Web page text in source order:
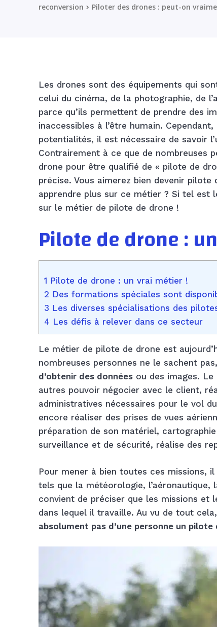
reconversion Piloter des drones : peut-on
Les drones sont des équipements qui
celui du cinéma, de la photographie, de
parce qu’ils permettent de prendre des
inaccessibles à l’être humain.
potentialités, il est nécessaire de savoir
Contrairement à ce que de nombreuses
drone pour être qualifié de « pilote de
précise. Vous aimerez bien devenir
apprendre plus sur ce métier ? Si tel est
sur le métier de pilote de drone !
Pilote de drone :
1 Pilote de drone : un vrai métier !
2 Des formations spéciales sont
3 Les diverses spécialisations des
4 Les défis à relever dans ce secteur
Le métier de pilote de drone est
nombreuses personnes ne le sachent
d’obtenir des données ou des images.
autres pouvoir négocier avec le client,
administratives nécessaires pour le vol
encore réaliser des prises de vues
préparation de son matériel,
surveillance et de sécurité, réalise des
Pour mener à bien toutes ces missions,
tels que la météorologie,
convient de préciser que les missions et
dans lequel il travaille. Au vu de tout
absolument pas d’une personne un pilote